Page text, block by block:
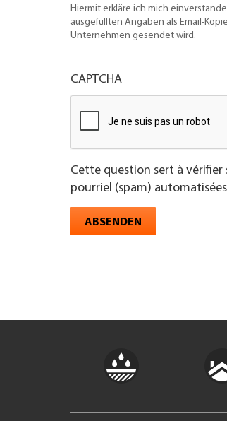
Hiermit erkläre ich mich
ausgefüllten Angaben als Email-
Unternehmen gesendet wird.
CAPTCHA
Cette question sert à vérifier
pourriel (spam)
ABSENDEN